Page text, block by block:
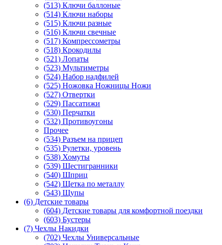
(513) Ключи баллоные
(514) Ключи наборы
(515) Ключи разные
(516) Ключи свечные
(517) Компрессометры
(518) Крокодилы
(521) Лопаты
(523) Мультиметры
(524) Набор надфилей
(525) Ножовка Ножницы Ножи
(527) Отвертки
(529) Пассатижи
(530) Перчатки
(532) Противоугоны
Прочее
(534) Разъем на прицеп
(535) Рулетки, уровень
(538) Хомуты
(539) Шестигранники
(540) Шприц
(542) Щетка по металлу
(543) Щупы
(6) Детские товары
(604) Детские товары для комфортной поездки
(603) Бустеры
(7) Чехлы Накидки
(702) Чехлы Универсальные